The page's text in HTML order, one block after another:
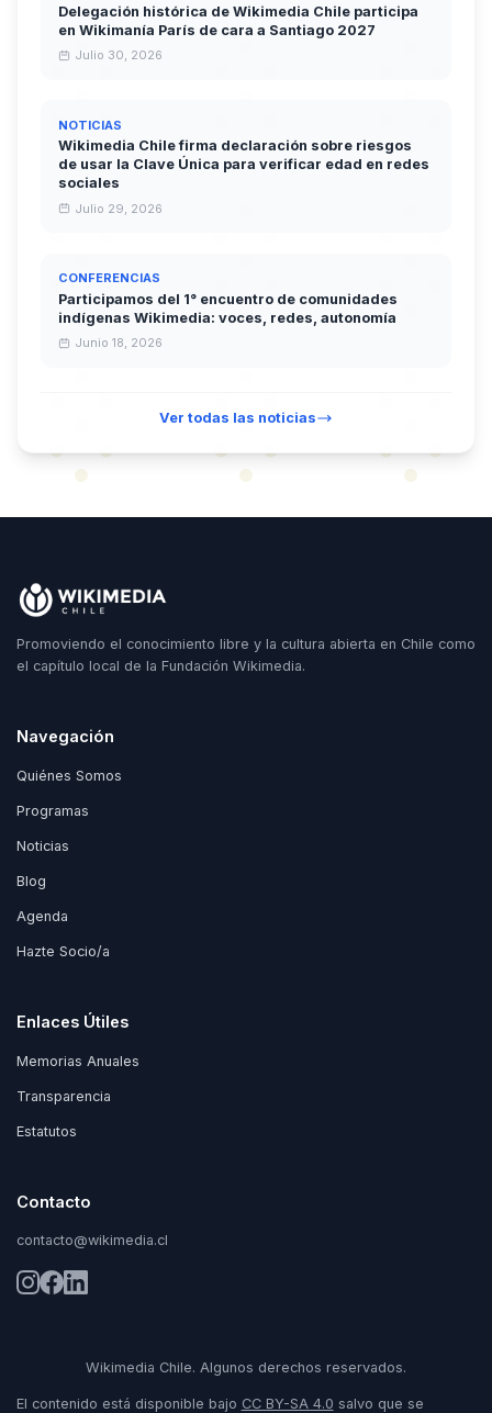
Delegación histórica de Wikimedia Chile participa
en Wikimanía París de cara a Santiago 2027
Julio 30, 2026
NOTICIAS
Wikimedia Chile firma declaración sobre riesgos
de usar la Clave Única para verificar edad en redes
sociales
Julio 29, 2026
CONFERENCIAS
Participamos del 1° encuentro de comunidades
indígenas Wikimedia: voces, redes, autonomía
Junio 18, 2026
Ver todas las noticias
Promoviendo el conocimiento libre y la cultura abierta en Chile como
el capítulo local de la Fundación Wikimedia.
Navegación
Quiénes Somos
Programas
Noticias
Blog
Agenda
Hazte Socio/a
Enlaces Útiles
Memorias Anuales
Transparencia
Estatutos
Contacto
contacto@wikimedia.cl
Wikimedia Chile. Algunos derechos reservados.
El contenido está disponible bajo CC BY-SA 4.0 salvo que se